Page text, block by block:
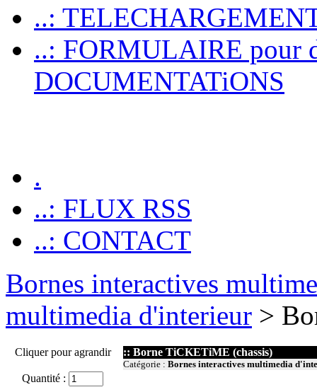
..:
..: FORMULAIRE pour
DOCUMENTATiONS
.
..: FLUX RSS
..: CONTACT
Bornes interactives
multimedia d'interieur >
Cliquer pour agrandir
Quantité :
:: Borne TiCKETiME (chassis)
Catégorie : Bornes interactives multimedia